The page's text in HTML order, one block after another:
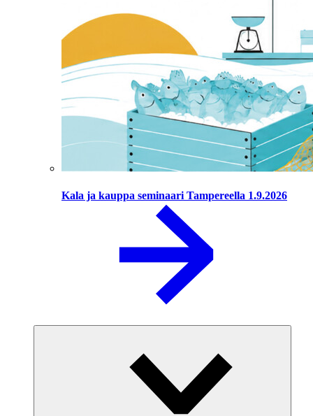
Kala ja kauppa seminaari Tampereella 1.9.2026